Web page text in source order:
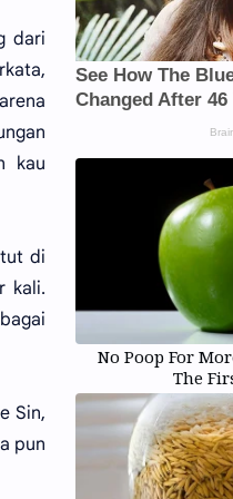
dari
kau
di
kali.
Sin,
pun
No Poop For
The